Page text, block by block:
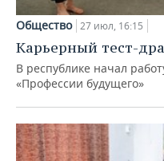
Общество 27 июл, 16:15
Карьерный тест-
В республике начал
«Профессии будущего»